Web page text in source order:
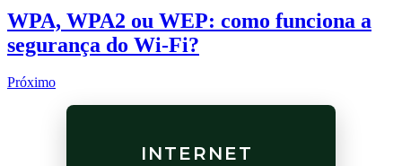
WPA, WPA2 ou WEP: como funciona a
segurança do Wi-Fi?
Próximo
INTERNET